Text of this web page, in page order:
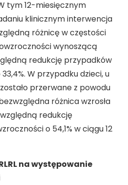
tym 12-miesięcznym
klinicznym interwencja
różnicę w częstości
wynoszącą
redukcję przypadków
W przypadku dzieci, u
przerwane z powodu
różnica wzrosła
redukcję
o 54,1% w ciągu 12
na występowanie